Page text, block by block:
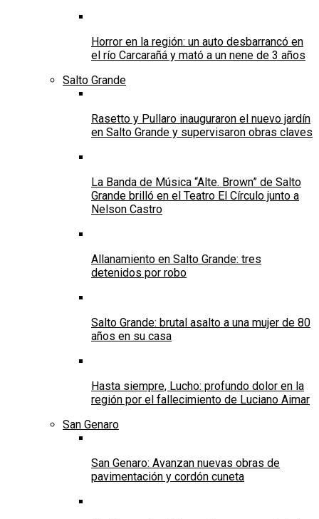
Horror en la región: un auto desbarrancó en
el río Carcarañá y mató a un nene de 3 años
Salto Grande
Rasetto y Pullaro inauguraron el nuevo jardín
en Salto Grande y supervisaron obras claves
La Banda de Música “Alte. Brown” de Salto
Grande brilló en el Teatro El Círculo junto a
Nelson Castro
Allanamiento en Salto Grande: tres
detenidos por robo
Salto Grande: brutal asalto a una mujer de 80
años en su casa
Hasta siempre, Lucho: profundo dolor en la
región por el fallecimiento de Luciano Aimar
San Genaro
San Genaro: Avanzan nuevas obras de
pavimentación y cordón cuneta